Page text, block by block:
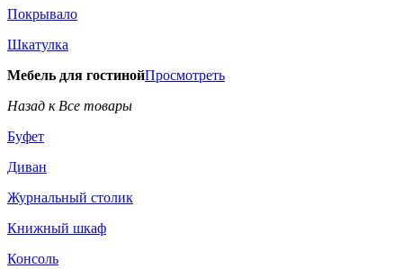
Покрывало
Шкатулка
Мебель для гостинойПросмотреть
Назад к Все товары
Буфет
Диван
Журнальный столик
Книжный шкаф
Консоль